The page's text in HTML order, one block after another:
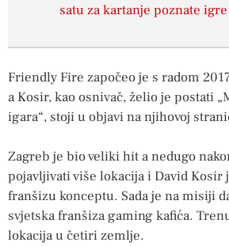
satu za kartanje poznate
Friendly Fire započeo je s radom
a Kosir, kao osnivač, želio je postati
igara“, stoji u objavi na njihovoj
Zagreb je bio veliki hit a nedugo
pojavljivati ​​više lokacija i David Kosir
franšizu konceptu. Sada je na misiji
svjetska franšiza gaming kafića.
lokacija u četiri zemlje.